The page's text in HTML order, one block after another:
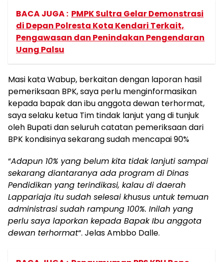
BACA JUGA : PMPK Sultra Gelar Demonstrasi
di Depan Polresta Kota Kendari Terkait,
Pengawasan dan Penindakan Pengendaran
Uang Palsu
Masi kata Wabup, berkaitan dengan laporan hasil
pemeriksaan BPK, saya perlu menginformasikan
kepada bapak dan ibu anggota dewan terhormat,
saya selaku ketua Tim tindak lanjut yang di tunjuk
oleh Bupati dan seluruh catatan pemeriksaan dari
BPK kondisinya sekarang sudah mencapai 90%
“Adapun 10% yang belum kita tidak lanjuti sampai
sekarang diantaranya ada program di Dinas
Pendidikan yang terindikasi, kalau di daerah
Lappariaja itu sudah selesai khusus untuk temuan
administrasi sudah rampung 100%. Inilah yang
perlu saya laporkan kepada Bapak Ibu anggota
dewan terhormat“. Jelas Ambbo Dalle.